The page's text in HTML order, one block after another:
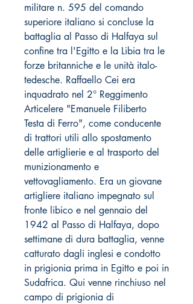
militare n. 595 del comando
superiore italiano si concluse la
battaglia al Passo di Halfaya sul
confine tra l'Egitto e la Libia tra le
forze britanniche e le unità italo-
tedesche. Raffaello Cei era
inquadrato nel 2° Reggimento
Articelere "Emanuele Filiberto
Testa di Ferro", come conducente
di trattori utili allo spostamento
delle artiglierie e al trasporto del
munizionamento e
vettovagliamento. Era un giovane
artigliere italiano impegnato sul
fronte libico e nel gennaio del
1942 al Passo di Halfaya, dopo
settimane di dura battaglia, venne
catturato dagli inglesi e condotto
in prigionia prima in Egitto e poi in
Sudafrica. Qui venne rinchiuso nel
campo di prigionia di